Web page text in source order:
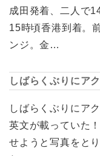
成田発着、二人で
15時頃香港到着。
ンジ。金…
しばらくぶりにア
しばらくぶりにア
英文が載っていた
せようと写真をと